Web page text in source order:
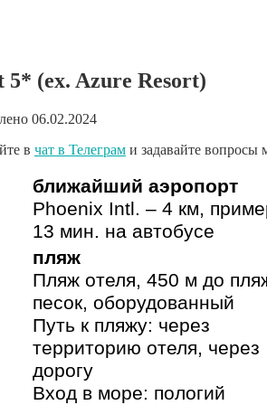
(ex. Azure Resort)
06.02.2024
в чат в Телеграм и задавайте
ближайший аэропорт
Phoenix Intl. – 4 км,
13 мин. на автобусе
пляж
Пляж отеля, 450 м до
песок, оборудованный
Путь к пляжу: через
территорию отеля, через
дорогу
Вход в море: пологий